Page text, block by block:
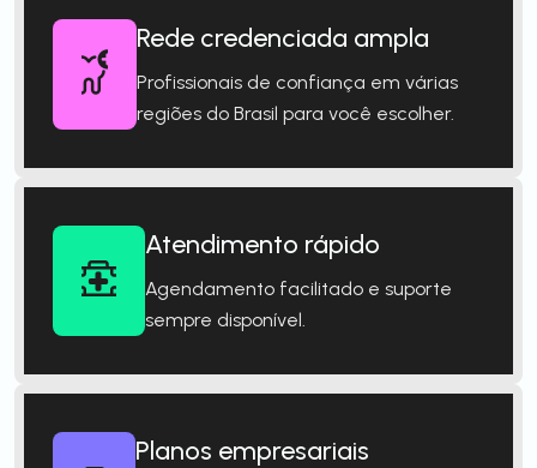
Rede credenciada ampla
Profissionais de confiança em várias
regiões do Brasil para você escolher.
Atendimento rápido
Agendamento facilitado e suporte
sempre disponível.
Planos empresariais